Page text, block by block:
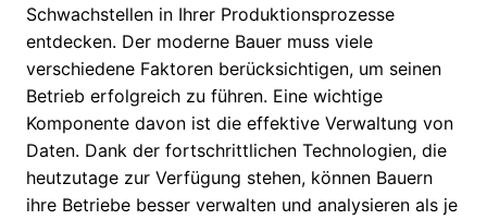
Schwachstellen in Ihrer Produktionsprozesse
entdecken. Der moderne Bauer muss viele
verschiedene Faktoren berücksichtigen, um seinen
Betrieb erfolgreich zu führen. Eine wichtige
Komponente davon ist die effektive Verwaltung von
Daten. Dank der fortschrittlichen Technologien, die
heutzutage zur Verfügung stehen, können Bauern
ihre Betriebe besser verwalten und analysieren als je